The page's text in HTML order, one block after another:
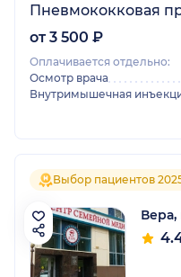
Пневмококковая
от 3 500 ₽
Оплачивается отдельно:
Осмотр врача
Внутримышечная
Выбор пациентов